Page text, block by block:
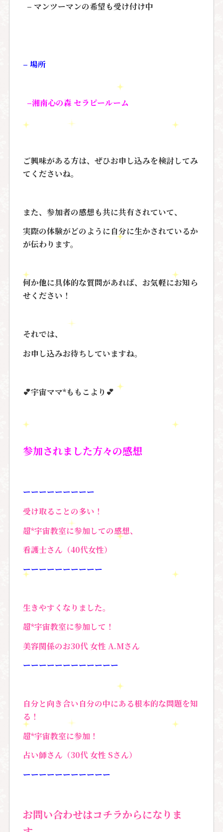
– マンツーマンの希望も受け付け中
– 場所
–湘南心の森 セラピールーム
ご興味がある方は、ぜひお申し込みを検討してみ
てくださいね。
また、参加者の感想も共に共有されていて、
実際の体験がどのように自分に生かされているか
が伝わります。
何か他に具体的な質問があれば、お気軽にお知ら
せください！
それでは、
お申し込みお待ちしていますね。
💕宇宙ママ*ももこより 💕
参加されました方々の感想
ーーーーーーーーー
受け取ることの多い！
超*宇宙教室に参加しての感想、
看護士さん（40代女性）
ーーーーーーーーーー
生きやすくなりました。
超*宇宙教室に参加して！
美容関係のお30代 女性 A.Mさん
ーーーーーーーーーーーー
自分と向き合い自分の中にある根本的な問題を知
る！
超*宇宙教室に参加！
占い師さん（30代 女性 Sさん）
ーーーーーーーーーーー
お問い合わせはコチラからになりま